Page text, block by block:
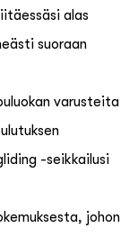
alas
suoraan
varusteita
-seikkailusi
johon